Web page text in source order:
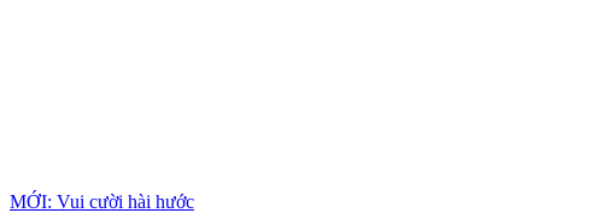
MỚI: Vui cười hài hước